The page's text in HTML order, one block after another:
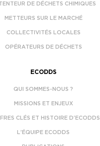
DE DÉCHETS CHIMIQUES
METTEURS SUR LE MARCHÉ
COLLECTIVITÉS LOCALES
OPÉRATEURS DE DÉCHETS
ECODDS
QUI SOMMES-NOUS ?
MISSIONS ET ENJEUX
CLÉS ET HISTOIRE D’ECODDS
L’ÉQUIPE ECODDS